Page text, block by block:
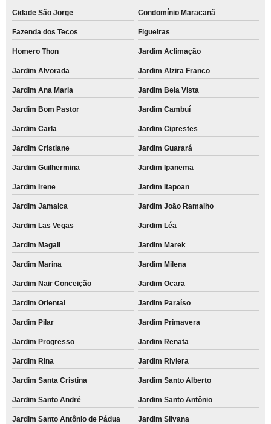
Cidade São Jorge Condomínio Maracanã
Fazenda dos Tecos Figueiras
Homero Thon Jardim Aclimação
Jardim Alvorada Jardim Alzira Franco
Jardim Ana Maria Jardim Bela Vista
Jardim Bom Pastor Jardim Cambuí
Jardim Carla Jardim Ciprestes
Jardim Cristiane Jardim Guarará
Jardim Guilhermina Jardim Ipanema
Jardim Irene Jardim Itapoan
Jardim Jamaica Jardim João Ramalho
Jardim Las Vegas Jardim Léa
Jardim Magali Jardim Marek
Jardim Marina Jardim Milena
Jardim Nair Conceição Jardim Ocara
Jardim Oriental Jardim Paraíso
Jardim Pilar Jardim Primavera
Jardim Progresso Jardim Renata
Jardim Rina Jardim Riviera
Jardim Santa Cristina Jardim Santo Alberto
Jardim Santo André Jardim Santo Antônio
Jardim Santo Antônio de Pádua Jardim Silvana